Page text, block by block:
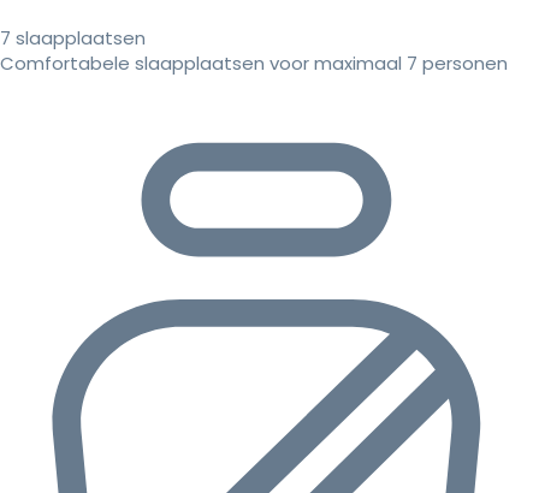
7 slaapplaatsen
Comfortabele slaapplaatsen voor maximaal 7 personen